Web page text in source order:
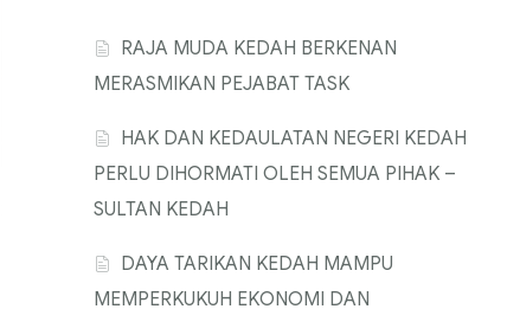
‎RAJA MUDA KEDAH BERKENAN
MERASMIKAN PEJABAT TASK
‎HAK DAN KEDAULATAN NEGERI KEDAH
PERLU DIHORMATI OLEH SEMUA PIHAK –
SULTAN KEDAH
‎DAYA TARIKAN KEDAH MAMPU
MEMPERKUKUH EKONOMI DAN